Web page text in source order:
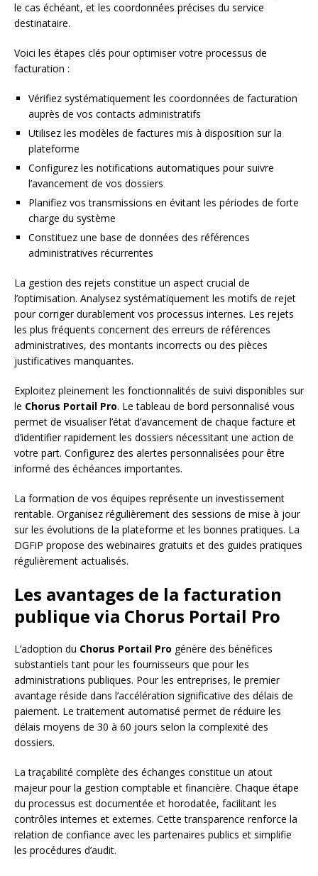
le cas échéant, et les coordonnées précises du service
destinataire.
Voici les étapes clés pour optimiser votre processus de
facturation :
Vérifiez systématiquement les coordonnées de facturation
auprès de vos contacts administratifs
Utilisez les modèles de factures mis à disposition sur la
plateforme
Configurez les notifications automatiques pour suivre
l’avancement de vos dossiers
Planifiez vos transmissions en évitant les périodes de forte
charge du système
Constituez une base de données des références
administratives récurrentes
La gestion des rejets constitue un aspect crucial de
l’optimisation. Analysez systématiquement les motifs de rejet
pour corriger durablement vos processus internes. Les rejets
les plus fréquents concernent des erreurs de références
administratives, des montants incorrects ou des pièces
justificatives manquantes.
Exploitez pleinement les fonctionnalités de suivi disponibles sur
le Chorus Portail Pro. Le tableau de bord personnalisé vous
permet de visualiser l’état d’avancement de chaque facture et
d’identifier rapidement les dossiers nécessitant une action de
votre part. Configurez des alertes personnalisées pour être
informé des échéances importantes.
La formation de vos équipes représente un investissement
rentable. Organisez régulièrement des sessions de mise à jour
sur les évolutions de la plateforme et les bonnes pratiques. La
DGFiP propose des webinaires gratuits et des guides pratiques
régulièrement actualisés.
Les avantages de la facturation
publique via Chorus Portail Pro
L’adoption du Chorus Portail Pro génère des bénéfices
substantiels tant pour les fournisseurs que pour les
administrations publiques. Pour les entreprises, le premier
avantage réside dans l’accélération significative des délais de
paiement. Le traitement automatisé permet de réduire les
délais moyens de 30 à 60 jours selon la complexité des
dossiers.
La traçabilité complète des échanges constitue un atout
majeur pour la gestion comptable et financière. Chaque étape
du processus est documentée et horodatée, facilitant les
contrôles internes et externes. Cette transparence renforce la
relation de confiance avec les partenaires publics et simplifie
les procédures d’audit.